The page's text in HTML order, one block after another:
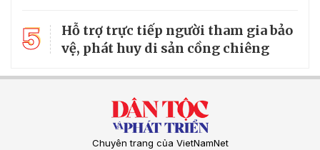
5
Hỗ trợ trực tiếp người tham gia bảo
vệ, phát huy di sản cồng chiêng
Chuyên trang của VietNamNet